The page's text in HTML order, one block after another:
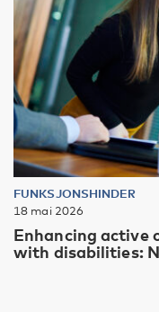
FUNKSJONSHINDER
18 mai 2026
Enhancing active
with disabilities: